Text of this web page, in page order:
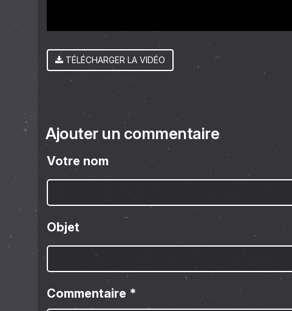
TÉLÉCHARGER LA VIDÉO
Ajouter un commentaire
Votre nom
Objet
Commentaire *